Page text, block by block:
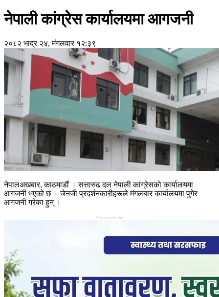
नेपाली कांग्रेस कार्यालयमा आगजनी
२०८२ भाद्र २४, मंगलवार १२:३९
नेपालअखबार, काठमाडौं । सत्तारुढ दल नेपाली कांग्रेसको कार्यालयमा
आगजनी भएको छ । जेनजी प्रदर्शनकारीहरूले मंगलबार कार्यालयमा पुगेर
आगजनी गरेका हुन् ।
Advertisement